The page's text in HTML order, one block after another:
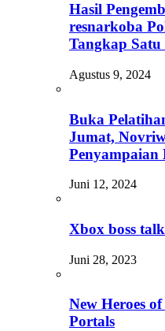
Hasil
resnarkoba
Tangkap Satu
Agustus 9, 2024
Buka
Jumat,
Juni 12, 2024
Xbox boss
Juni 28, 2023
New Heroes
Portals